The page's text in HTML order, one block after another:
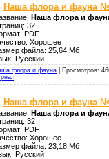
Наша флора и фауна
Наша флора и
32
PDF
Хорошее
файла: 25,64 Мб
Русский
флора и фауна
Просмотров:
Наша флора и фауна
Наша флора и
32
PDF
Хорошее
файла: 23,18 Мб
Русский